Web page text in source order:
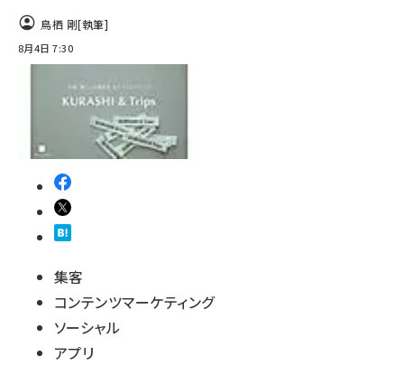
鳥栖 剛[執筆]
8月4日 7:30
集客
コンテンツマーケティング
ソーシャル
アプリ